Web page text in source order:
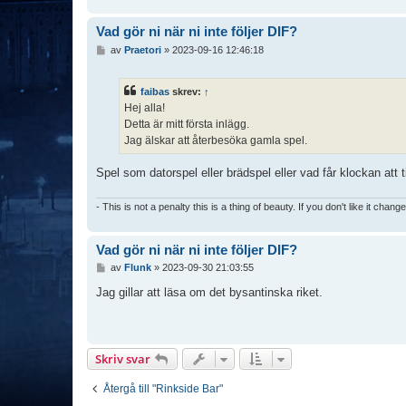
Vad gör ni när ni inte följer DIF?
av Praetori» 2023-09-16 12:46:18
faibas skrev: ↑
Hej alla!
Detta är mitt första inlägg.
Jag älskar att återbesöka gamla spel.
Spel som datorspel eller brädspel eller vad får klockan att
- This is not a penalty this is a thing of beauty. If you don't like it
Vad gör ni när ni inte följer DIF?
l
ä
av Flunk» 2023-09-30 21:03:55
Jag gillar att läsa om det bysantinska riket.
Skriv svar
Återgå till "Rinkside Bar"